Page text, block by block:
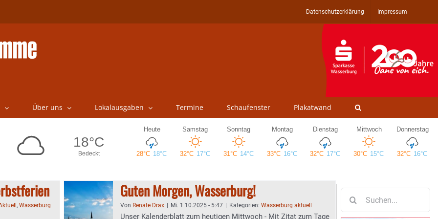
Datenschutzerklärung Impressum
Über uns Lokalausgaben Termine Schaufenster Plakatwand
, Wasserburg
Guten Morgen, Wasserburg!
Von Renate Drax Mi. 1.10.2025 - 5:47 Kategorien: Wasserburg aktuell
Unser Kalenderblatt zum heutigen Mittwoch - Mit Zitat zum Tage
nach: